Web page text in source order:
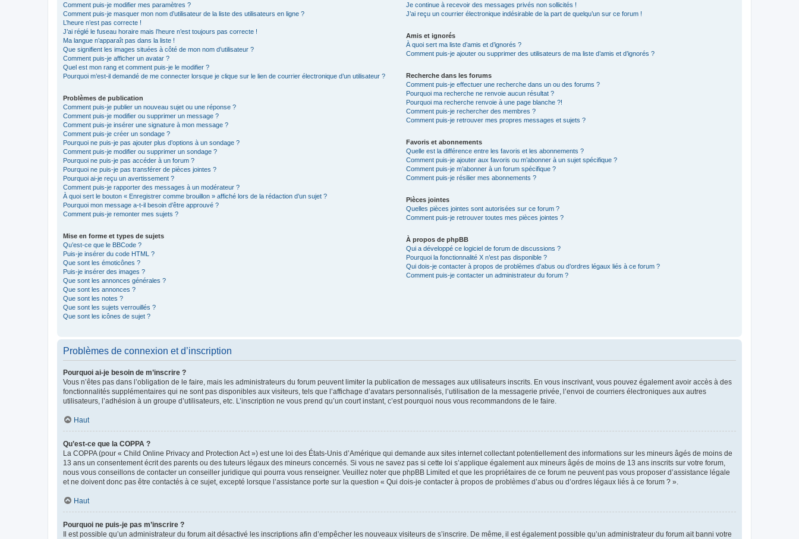
Comment puis-je modifier mes paramètres ?
Comment puis-je masquer mon nom d’utilisateur de la liste des utilisateurs en ligne ?
L’heure n’est pas correcte !
J’ai réglé le fuseau horaire mais l’heure n’est toujours pas correcte !
Ma langue n’apparaît pas dans la liste !
Que signifient les images situées à côté de mon nom d’utilisateur ?
Comment puis-je afficher un avatar ?
Quel est mon rang et comment puis-je le modifier ?
Pourquoi m’est-il demandé de me connecter lorsque je clique sur le lien de courrier électronique d’un utilisateur ?
Problèmes de publication
Comment puis-je publier un nouveau sujet ou une réponse ?
Comment puis-je modifier ou supprimer un message ?
Comment puis-je insérer une signature à mon message ?
Comment puis-je créer un sondage ?
Pourquoi ne puis-je pas ajouter plus d’options à un sondage ?
Comment puis-je modifier ou supprimer un sondage ?
Pourquoi ne puis-je pas accéder à un forum ?
Pourquoi ne puis-je pas transférer de pièces jointes ?
Pourquoi ai-je reçu un avertissement ?
Comment puis-je rapporter des messages à un modérateur ?
À quoi sert le bouton « Enregistrer comme brouillon » affiché lors de la rédaction d’un sujet ?
Pourquoi mon message a-t-il besoin d’être approuvé ?
Comment puis-je remonter mes sujets ?
Mise en forme et types de sujets
Qu’est-ce que le BBCode ?
Puis-je insérer du code HTML ?
Que sont les émoticônes ?
Puis-je insérer des images ?
Que sont les annonces générales ?
Que sont les annonces ?
Que sont les notes ?
Que sont les sujets verrouillés ?
Que sont les icônes de sujet ?
Je continue à recevoir des messages privés non sollicités !
J’ai reçu un courrier électronique indésirable de la part de quelqu’un sur ce forum !
Amis et ignorés
À quoi sert ma liste d’amis et d’ignorés ?
Comment puis-je ajouter ou supprimer des utilisateurs de ma liste d’amis et d’ignorés ?
Recherche dans les forums
Comment puis-je effectuer une recherche dans un ou des forums ?
Pourquoi ma recherche ne renvoie aucun résultat ?
Pourquoi ma recherche renvoie à une page blanche ?!
Comment puis-je rechercher des membres ?
Comment puis-je retrouver mes propres messages et sujets ?
Favoris et abonnements
Quelle est la différence entre les favoris et les abonnements ?
Comment puis-je ajouter aux favoris ou m’abonner à un sujet spécifique ?
Comment puis-je m’abonner à un forum spécifique ?
Comment puis-je résilier mes abonnements ?
Pièces jointes
Quelles pièces jointes sont autorisées sur ce forum ?
Comment puis-je retrouver toutes mes pièces jointes ?
À propos de phpBB
Qui a développé ce logiciel de forum de discussions ?
Pourquoi la fonctionnalité X n’est pas disponible ?
Qui dois-je contacter à propos de problèmes d’abus ou d’ordres légaux liés à ce forum ?
Comment puis-je contacter un administrateur du forum ?
Problèmes de connexion et d’inscription
Pourquoi ai-je besoin de m’inscrire ?
Vous n’êtes pas dans l’obligation de le faire, mais les administrateurs du forum peuvent limiter la publication de messages aux utilisateurs inscrits. En vous inscrivant, vous pouvez également avoir accès à des
fonctionnalités supplémentaires qui ne sont pas disponibles aux visiteurs, tels que l’affichage d’avatars personnalisés, l’utilisation de la messagerie privée, l’envoi de courriers électroniques aux autres
utilisateurs, l’adhésion à un groupe d’utilisateurs, etc. L’inscription ne vous prend qu’un court instant, c’est pourquoi nous vous recommandons de le faire.
Haut
Qu’est-ce que la COPPA ?
La COPPA (pour « Child Online Privacy and Protection Act ») est une loi des États-Unis d’Amérique qui demande aux sites internet collectant potentiellement des informations sur les mineurs âgés de moins de
13 ans un consentement écrit des parents ou des tuteurs légaux des mineurs concernés. Si vous ne savez pas si cette loi s’applique également aux mineurs âgés de moins de 13 ans inscrits sur votre forum,
nous vous conseillons de contacter un conseiller juridique qui pourra vous renseigner. Veuillez noter que phpBB Limited et que les propriétaires de ce forum ne peuvent pas vous proposer d’assistance légale
et ne doivent donc pas être contactés à ce sujet, excepté lorsque l’assistance porte sur la question « Qui dois-je contacter à propos de problèmes d’abus ou d’ordres légaux liés à ce forum ? ».
Haut
Pourquoi ne puis-je pas m’inscrire ?
Il est possible qu’un administrateur du forum ait désactivé les inscriptions afin d’empêcher les nouveaux visiteurs de s’inscrire. De même, il est également possible qu’un administrateur du forum ait banni votre